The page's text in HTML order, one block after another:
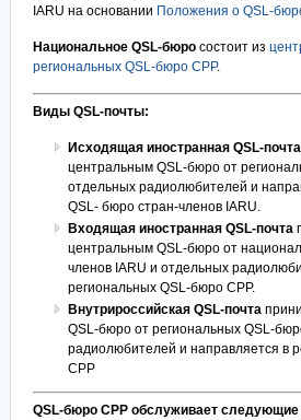
IARU на основании Положения о QSL-
Национальное QSL-бюросостоит из
региональных QSL-бюро СРР.
Виды QSL-почты:
Исходящая иностранная QSL-почта
центральным QSL-бюро от
отдельных радиолюбителей и
QSL- бюро стран-членов IARU.
Входящая иностранная QSL-почта
центральным QSL-бюро от
членов IARU и отдельных
региональных QSL-бюро СРР.
Внутрироссийская QSL-почта
QSL-бюро от региональных QSL-
радиолюбителей и направляется в
СРР
QSL-бюро СРР обслуживает следующие